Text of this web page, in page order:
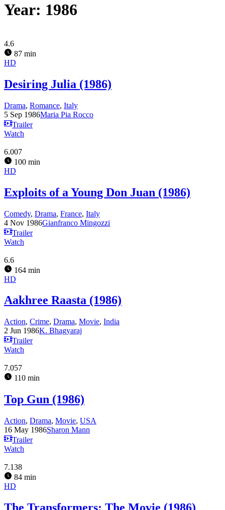
Year: 1986
4.6
87 min
HD
Desiring Julia (1986)
Drama, Romance, Italy
5 Sep 1986Maria Pia Rocco
Trailer
Watch
6.007
100 min
HD
Exploits of a Young Don Juan (1986)
Comedy, Drama, France, Italy
4 Nov 1986Gianfranco Mingozzi
Trailer
Watch
6.6
164 min
HD
Aakhree Raasta (1986)
Action, Crime, Drama, Movie, India
2 Jun 1986K. Bhagyaraj
Trailer
Watch
7.057
110 min
Top Gun (1986)
Action, Drama, Movie, USA
16 May 1986Sharon Mann
Trailer
Watch
7.138
84 min
HD